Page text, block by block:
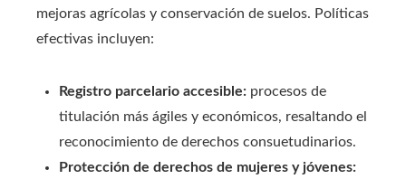
mejoras agrícolas y conservación de suelos. Políticas
efectivas incluyen:
Registro parcelario accesible: procesos de
titulación más ágiles y económicos, resaltando el
reconocimiento de derechos consuetudinarios.
Protección de derechos de mujeres y jóvenes: